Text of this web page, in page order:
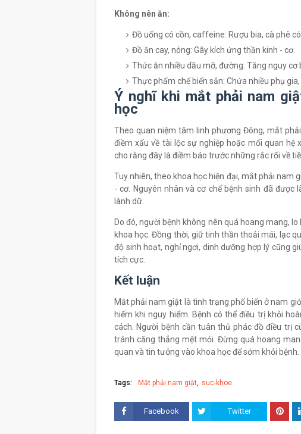
Không nên ăn:
Đồ uống có cồn, caffeine: Rượu bia, cà phê
Đồ ăn cay, nóng: Gây kích ứng thần kinh - cơ.
Thức ăn nhiều dầu mỡ, đường: Tăng nguy
Thực phẩm chế biến sẵn: Chứa nhiều phụ
Ý nghĩ khi mắt phải nam
học
Theo quan niệm tâm linh phương Đông, mắt
điềm xấu về tài lộc sự nghiệp hoặc mối quan hệ
cho rằng đây là điềm báo trước những rắc rối về
Tuy nhiên, theo khoa học hiện đại, mắt phải nam
- cơ. Nguyên nhân và cơ chế bệnh sinh đã được
lành dữ.
Do đó, người bệnh không nên quá hoang mang,
khoa học. Đồng thời, giữ tinh thần thoải mái, lạc
độ sinh hoạt, nghỉ ngơi, dinh dưỡng hợp lý cũng
tích cực.
Kết luận
Mắt phải nam giật là tình trạng phổ biến ở nam
hiếm khi nguy hiểm. Bệnh có thể điều trị khỏi
cách. Người bệnh cần tuân thủ phác đồ điều trị
tránh căng thẳng mệt mỏi. Đừng quá hoang
quan và tin tưởng vào khoa học để sớm khỏi bệnh.
Tags: Mắt phải nam giật suc-khoe
Facebook Twitter